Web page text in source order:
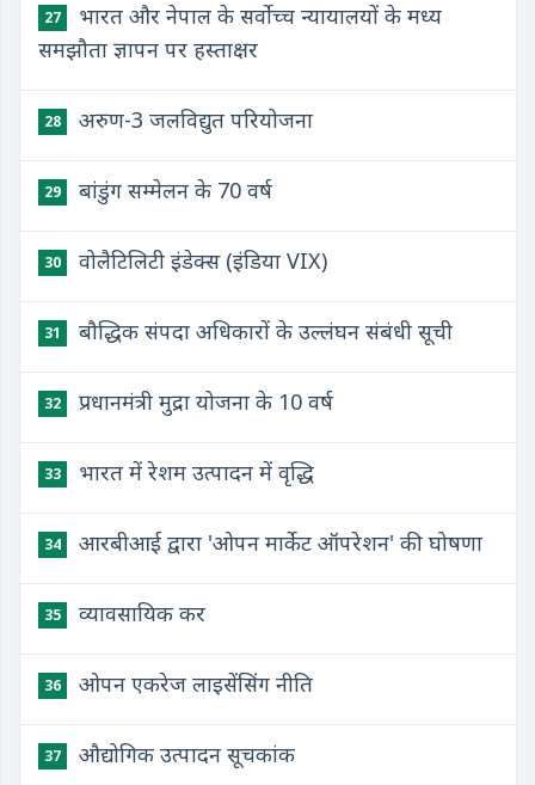
27
भारत और नेपाल के सर्वोच्च न्यायालयों के मध्य
समझौता ज्ञापन पर हस्ताक्षर
28 अरुण-3 जलविद्युत परियोजना
29 बांडुंग सम्मेलन के 70 वर्ष
30 वोलैटिलिटी इंडेक्स (इंडिया VIX)
31 बौद्धिक संपदा अधिकारों के उल्लंघन संबंधी सूची
32 प्रधानमंत्री मुद्रा योजना के 10 वर्ष
33 भारत में रेशम उत्पादन में वृद्धि
34 आरबीआई द्वारा 'ओपन मार्केट ऑपरेशन' की घोषणा
35 व्यावसायिक कर
36 ओपन एकरेज लाइसेंसिंग नीति
37 औद्योगिक उत्पादन सूचकांक